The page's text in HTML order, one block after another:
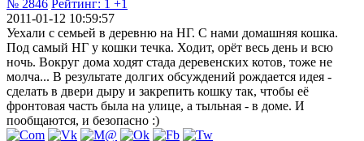
№ 2846 Рейтинг: 1 +1
2011-01-12 10:59:57
Уехали с семьей в деревню на НГ. С нами домашняя кошка.
Под самый НГ у кошки течка. Ходит, орёт весь день и всю
ночь. Вокруг дома ходят стада деревенских котов, тоже не
молча... В результате долгих обсуждений рождается идея -
сделать в двери дыру и закрепить кошку так, чтобы её
фронтовая часть была на улице, а тыльная - в доме. И
пообщаются, и безопасно :)